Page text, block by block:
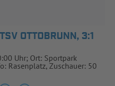
OTTOBRUNN, 3:1
Uhr; Ort: Sportpark
Rasenplatz, Zuschauer: 50